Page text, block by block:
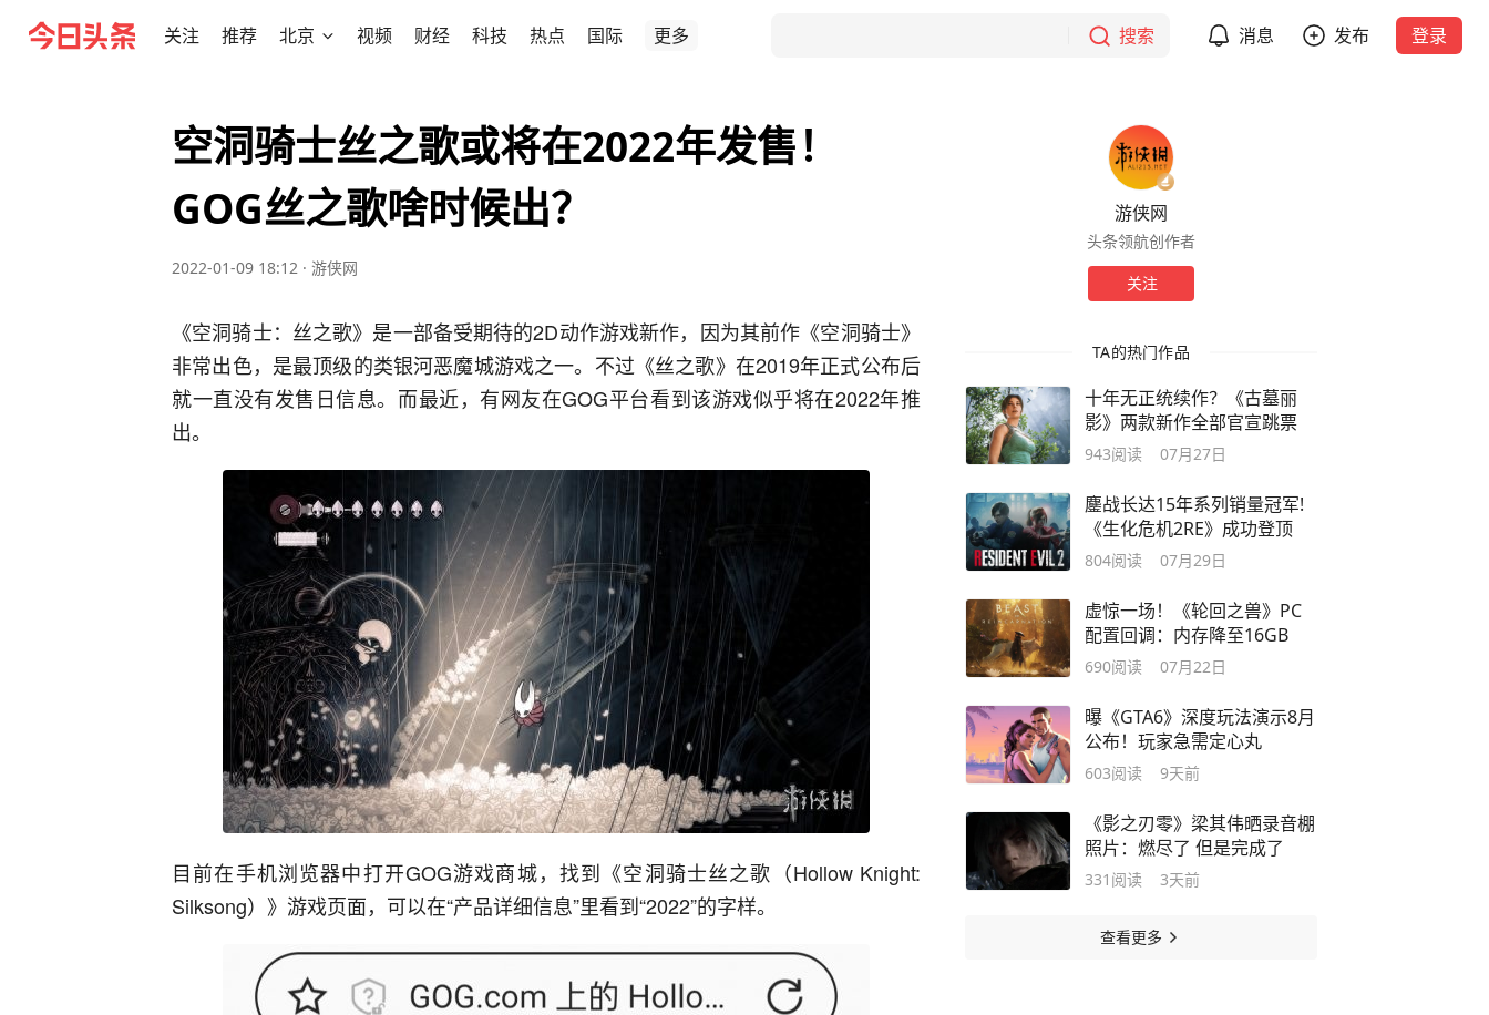
关注 推荐 北京 视频 财经 科技 热点 国际 更多 搜索 消息 发布 登录
空洞骑士丝之歌或将在2022年发售！
GOG丝之歌啥时候出？
2022-01-09 18:12 · 游侠网
《空洞骑士：丝之歌》是一部备受期待的2D动作游戏新作，因为其前作《空洞骑士》
非常出色，是最顶级的类银河恶魔城游戏之一。不过《丝之歌》在2019年正式公布后
就一直没有发售日信息。而最近，有网友在GOG平台看到该游戏似乎将在2022年推
出。
目前在手机浏览器中打开GOG游戏商城，找到《空洞骑士丝之歌（Hollow Knight:
Silksong）》游戏页面，可以在“产品详细信息”里看到“2022”的字样。
游侠网
头条领航创作者
关注
TA的热门作品
十年无正统续作？《古墓丽
影》两款新作全部官宣跳票
943阅读 07月27日
鏖战长达15年系列销量冠军!
《生化危机2RE》成功登顶
804阅读 07月29日
虚惊一场！《轮回之兽》PC
配置回调：内存降至16GB
690阅读 07月22日
曝《GTA6》深度玩法演示8月
公布！玩家急需定心丸
603阅读 9天前
《影之刃零》梁其伟晒录音棚
照片：燃尽了 但是完成了
331 阅读 3天前
查看更多